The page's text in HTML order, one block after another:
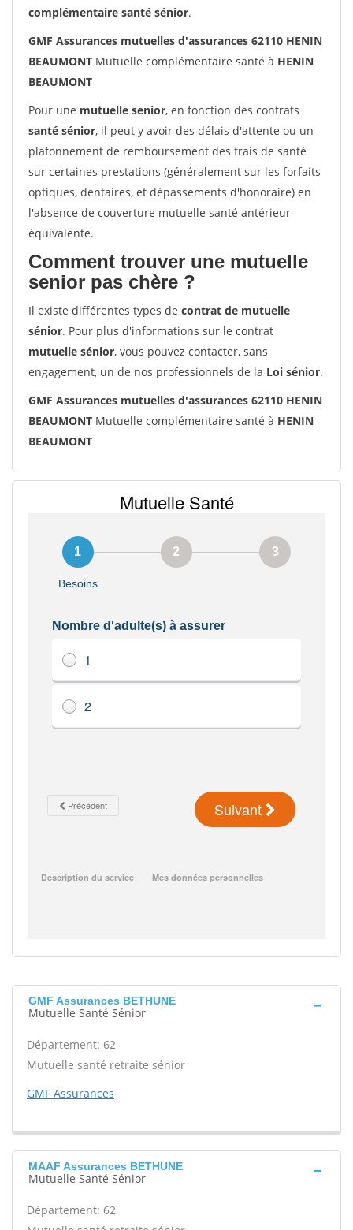
complémentaire santé sénior.
GMF Assurances mutuelles d'assurances 62110 HENIN
BEAUMONT Mutuelle complémentaire santé à HENIN
BEAUMONT
Pour une mutuelle senior, en fonction des contrats
santé sénior, il peut y avoir des délais d'attente ou un
plafonnement de remboursement des frais de santé
sur certaines prestations (généralement sur les forfaits
optiques, dentaires, et dépassements d'honoraire) en
l'absence de couverture mutuelle santé antérieur
équivalente.
Comment trouver une mutuelle
senior pas chère ?
Il existe différentes types de contrat de mutuelle
sénior. Pour plus d'informations sur le contrat
mutuelle sénior, vous pouvez contacter, sans
engagement, un de nos professionnels de la Loi sénior.
GMF Assurances mutuelles d'assurances 62110 HENIN
BEAUMONT Mutuelle complémentaire santé à HENIN
BEAUMONT
GMF Assurances BETHUNE
Mutuelle Santé Sénior
Département: 62
Mutuelle santé retraite sénior
GMF Assurances
MAAF Assurances BETHUNE
Mutuelle Santé Sénior
Département: 62